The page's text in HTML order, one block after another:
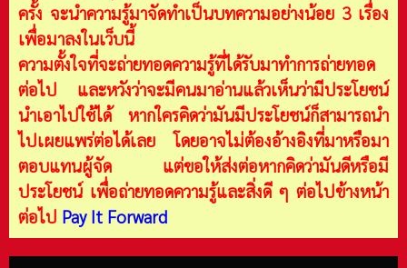
ครั้ง จะนำความรู้มาจัดทำเป็นบทความอย่างน้อย 3 เรื่อง
เพื่อมาลงในเว็บนี้
ความตั้งใจที่จะถ่ายทอดความรู้ที่ได้รับมาทำการถ่ายทอด
ต่อไป และหวังว่าจะมีคนมาอ่านแล้วเห็นว่ามีประโยชน์
นำเอาไปใช้ได้ หากใครคิดว่ามันมีประโยชน์ก็สามารถนำ
ไปเผยแพร่ต่อได้เลย โดยอาจไม่ต้องอ้างอิงที่มาหรือมา
ตอบแทนผู้จัด แต่ขอให้ส่งต่อหากคิดว่ามันดีหรือมี
ประโยชน์ เพื่อถ่ายทอดความรู้และสิ่งดี ๆ ต่อไปข้างหน้า
ต่อไป Pay It Forward